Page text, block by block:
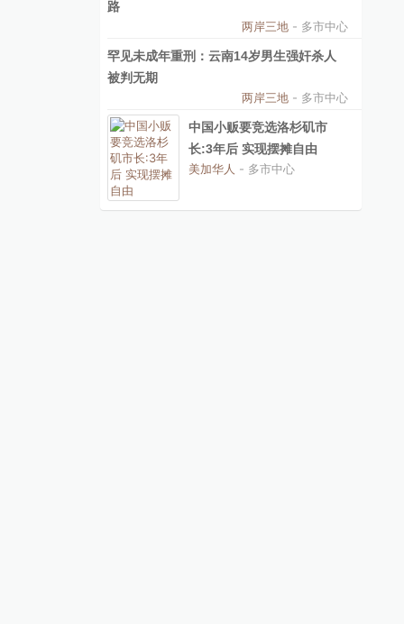
路
两岸三地 - 多市中心
罕见未成年重刑：云南14岁男生强奸杀人
被判无期
两岸三地 - 多市中心
中国小贩要竞选洛杉矶市
长:3年后 实现摆摊自由
美加华人 - 多市中心